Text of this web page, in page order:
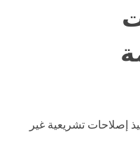
تنفيذ إصلاحات تشريعية غير